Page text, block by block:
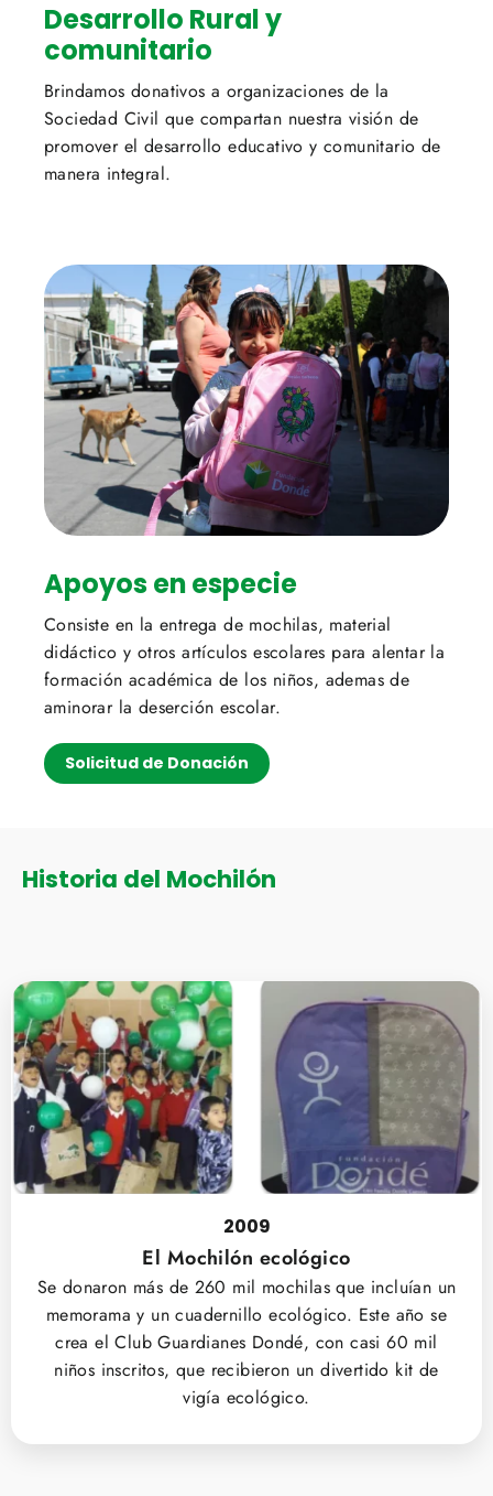
Desarrollo Rural y
comunitario
Brindamos donativos a organizaciones de la
Sociedad Civil que compartan nuestra visión de
promover el desarrollo educativo y comunitario de
manera integral.
Apoyos en especie
Consiste en la entrega de mochilas, material
didáctico y otros artículos escolares para alentar la
formación académica de los niños, ademas de
aminorar la deserción escolar.
Solicitud de Donación
Historia del Mochilón
2009
El Mochilón ecológico
Se donaron más de 260 mil mochilas que incluían un
memorama y un cuadernillo ecológico. Este año se
crea el Club Guardianes Dondé, con casi 60 mil
niños inscritos, que recibieron un divertido kit de
vigía ecológico.